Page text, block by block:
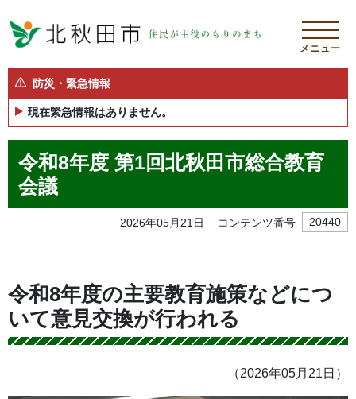
メニュー
防災・緊急情報
現在緊急情報はありません。
令和8年度 第1回北秋田市総合教育
会議
2026年05月21日 コンテンツ番号 20440
令和8年度の主要教育施策などにつ
いて意見交換が行われる
（2026年05月21日）